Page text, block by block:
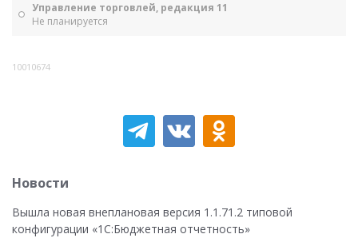
Управление торговлей, редакция 11
Не планируется
10010674
Новости
Вышла новая внеплановая версия 1.1.71.2 типовой
конфигурации «1C:Бюджетная отчетность»